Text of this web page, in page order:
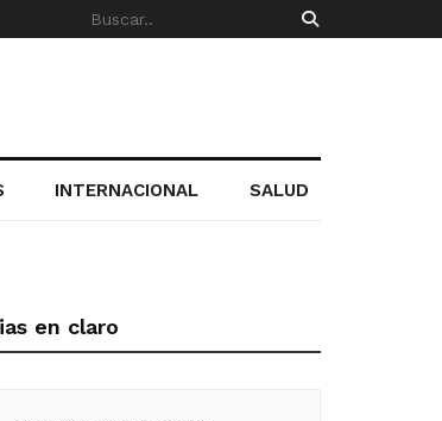
INTERNACIONAL SALUD
en claro